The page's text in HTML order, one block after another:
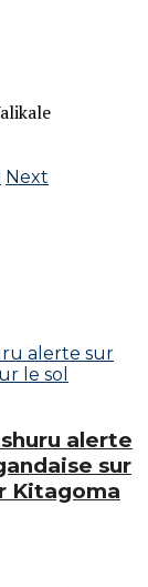
Next
alerte
sur
Kitagoma